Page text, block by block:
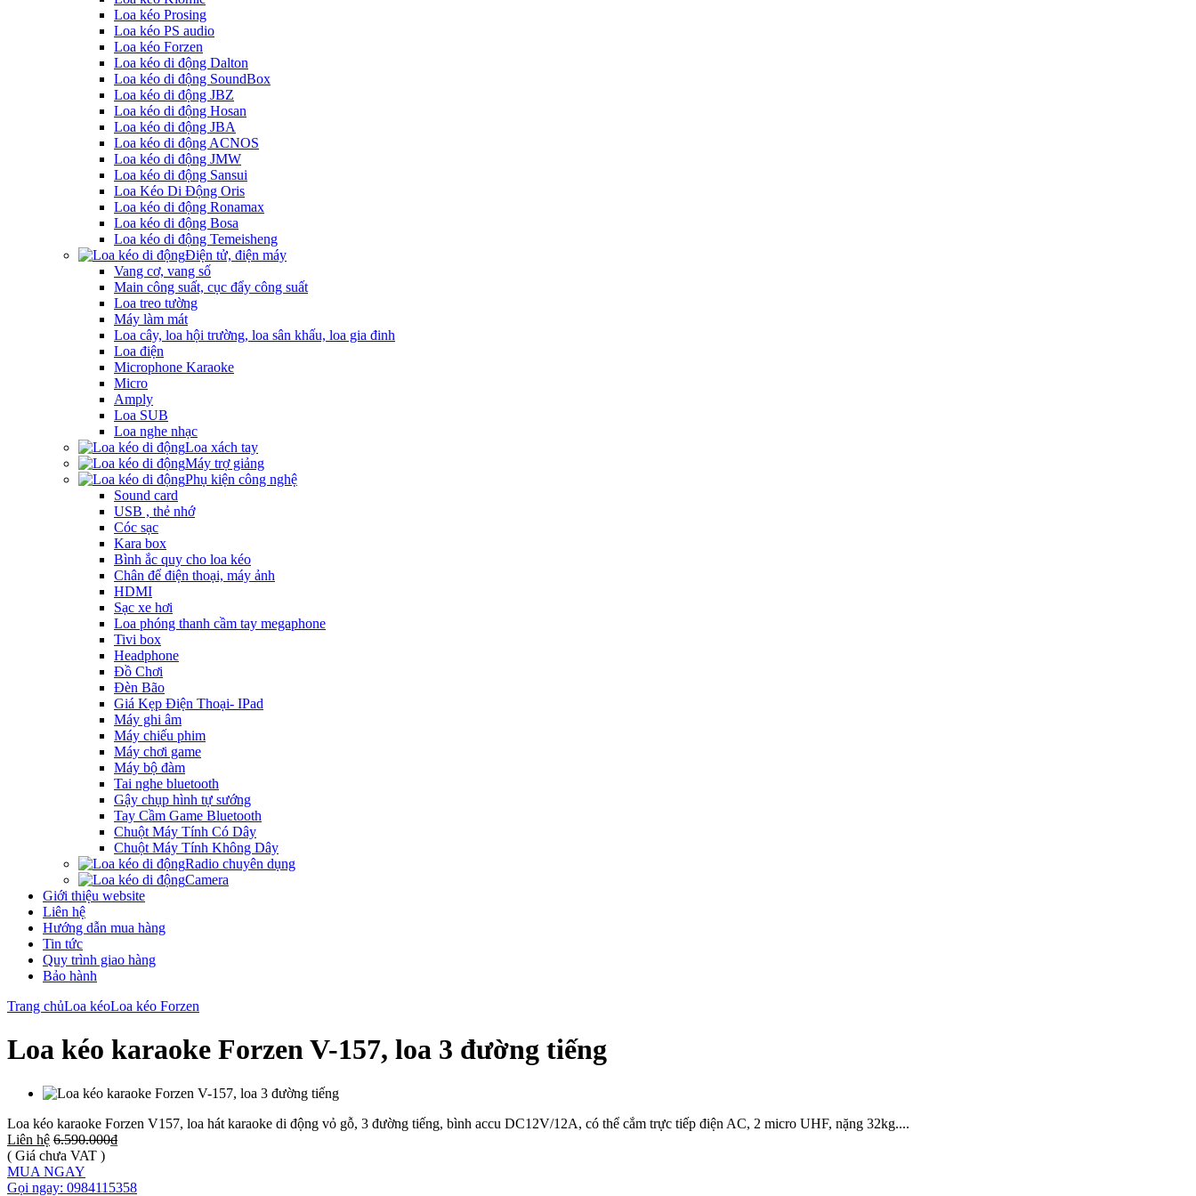
Loa kéo Prosing
Loa kéo PS audio
Loa kéo Forzen
Loa kéo di động Dalton
Loa kéo di động SoundBox
Loa kéo di động JBZ
Loa kéo di động Hosan
Loa kéo di động JBA
Loa kéo di động ACNOS
Loa kéo di động JMW
Loa kéo di động Sansui
Loa Kéo Di Động Oris
Loa kéo di động Ronamax
Loa kéo di động Bosa
Loa kéo di động Temeisheng
Điện tử, điện máy
Vang cơ, vang số
Main công suất, cục đẩy công suất
Loa treo tường
Máy làm mát
Loa cây, loa hội trường, loa sân khấu, loa gia đinh
Loa điện
Microphone Karaoke
Micro
Amply
Loa SUB
Loa nghe nhạc
Loa xách tay
Máy trợ giảng
Phụ kiện công nghệ
Sound card
USB , thẻ nhớ
Cóc sạc
Kara box
Bình ắc quy cho loa kéo
Chân để điện thoại, máy ảnh
HDMI
Sạc xe hơi
Loa phóng thanh cầm tay megaphone
Tivi box
Headphone
Đồ Chơi
Đèn Bão
Giá Kẹp Điện Thoại- IPad
Máy ghi âm
Máy chiếu phim
Máy chơi game
Máy bộ đàm
Tai nghe bluetooth
Gậy chụp hình tự sướng
Tay Cầm Game Bluetooth
Chuột Máy Tính Có Dây
Chuột Máy Tính Không Dây
Radio chuyên dụng
Camera
Giới thiệu website
Liên hệ
Hướng dẫn mua hàng
Tin tức
Quy trình giao hàng
Bảo hành
Trang chủLoa kéoLoa kéo Forzen
Loa kéo karaoke Forzen V-157, loa 3 đường tiếng
Loa kéo karaoke Forzen V157, loa hát karaoke di động vỏ gỗ, 3 đường tiếng, bình accu DC12V/12A, có thể cắm trực tiếp điện AC, 2 micro UHF, nặng 32kg....
Liên hệ 6.590.000₫
( Giá chưa VAT )
MUA NGAY
Gọi ngay: 0984115358